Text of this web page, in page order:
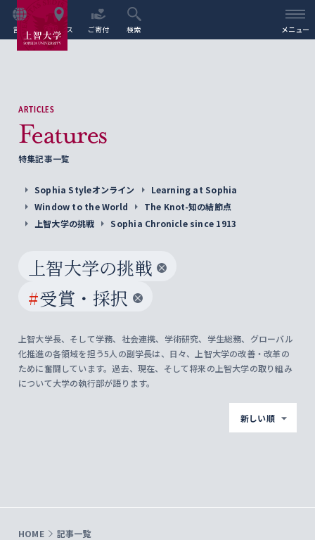
言語 アクセス ご寄付 検索 メニュー
ARTICLES
Features
特集記事一覧
Sophia Styleオンライン
Learning at Sophia
Window to the World
The Knot-知の結節点
上智大学の挑戦
Sophia Chronicle since 1913
上智大学の挑戦
#受賞・採択
上智大学長、そして学務、社会連携、学術研究、学生総務、グローバル
化推進の各領域を担う5人の副学長は、日々、上智大学の改善・改革の
ために奮闘しています。過去、現在、そして将来の上智大学の取り組み
について大学の執行部が語ります。
新しい順
HOME 記事一覧